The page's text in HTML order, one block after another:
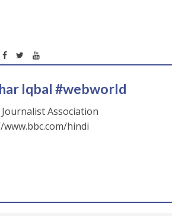
Iqbal #webworld
Association
hindi